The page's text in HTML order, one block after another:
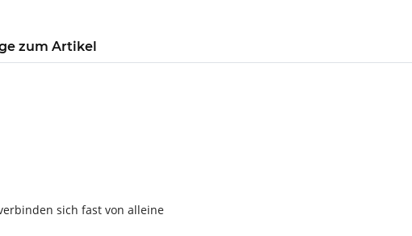
zum Artikel
sich fast von alleine